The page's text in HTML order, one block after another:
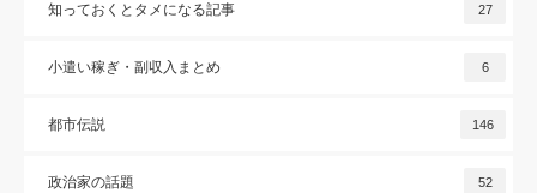
知っておくとタメになる記事 27
小遣い稼ぎ・副収入まとめ 6
都市伝説 146
政治家の話題 52